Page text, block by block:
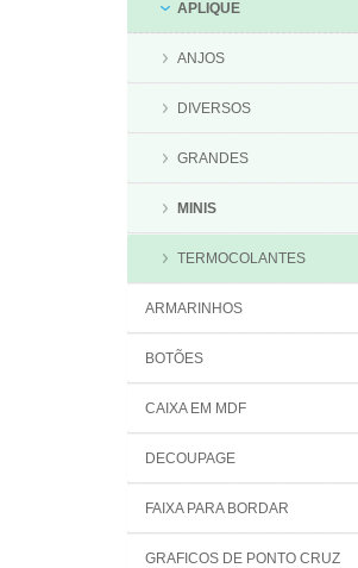
APLIQUE
ANJOS
DIVERSOS
GRANDES
MINIS
TERMOCOLANTES
ARMARINHOS
BOTÕES
CAIXA EM MDF
DECOUPAGE
FAIXA PARA BORDAR
GRAFICOS DE PONTO CRUZ